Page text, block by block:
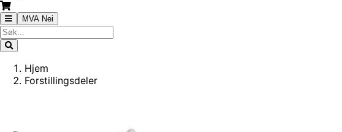
MVA Nei
Hjem
Forstillingsdeler